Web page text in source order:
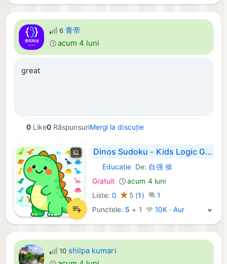
6 青帝
acum 4 luni
great
0Like0 RăspunsuriMergi la discuție
Dinos Sudoku - Kids Logic Game
iOS Aplicații:
Educaţie De: 自强 侯
Gratuit
acum 4 luni
Liste: 0 5 (1 )
1
Punctele: 5 + 1 10K · Aur
10 shilpa kumari